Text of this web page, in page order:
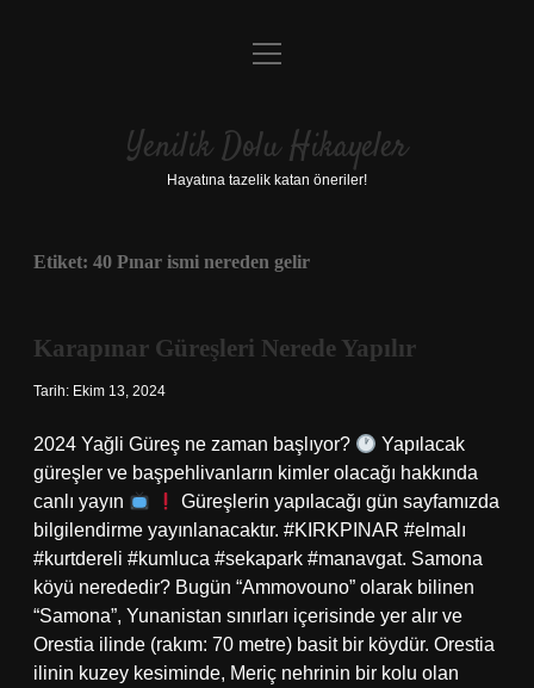
Anasayfa
Yasal Uyarı
menüyü
Yenilik Dolu Hikayeler
Hayatına tazelik katan öneriler!
Etiket: 40 Pınar ismi nereden gelir
Karapınar Güreşleri Nerede Yapılır
Tarih: Ekim 13, 2024
2024 Yağli Güreş ne zaman başlıyor?
Yapılacak
güreşler ve başpehlivanların kimler olacağı hakkında
canlı yayın
Güreşlerin yapılacağı gün sayfamızda
bilgilendirme yayınlanacaktır. #KIRKPINAR #elmalı
#kurtdereli #kumluca #sekapark #manavgat. Samona
köyü nerededir? Bugün “Ammovouno” olarak bilinen
“Samona”, Yunanistan sınırları içerisinde yer alır ve
Orestia ilinde (rakım: 70 metre) basit bir köydür. Orestia
ilinin kuzey kesiminde, Meriç nehrinin bir kolu olan